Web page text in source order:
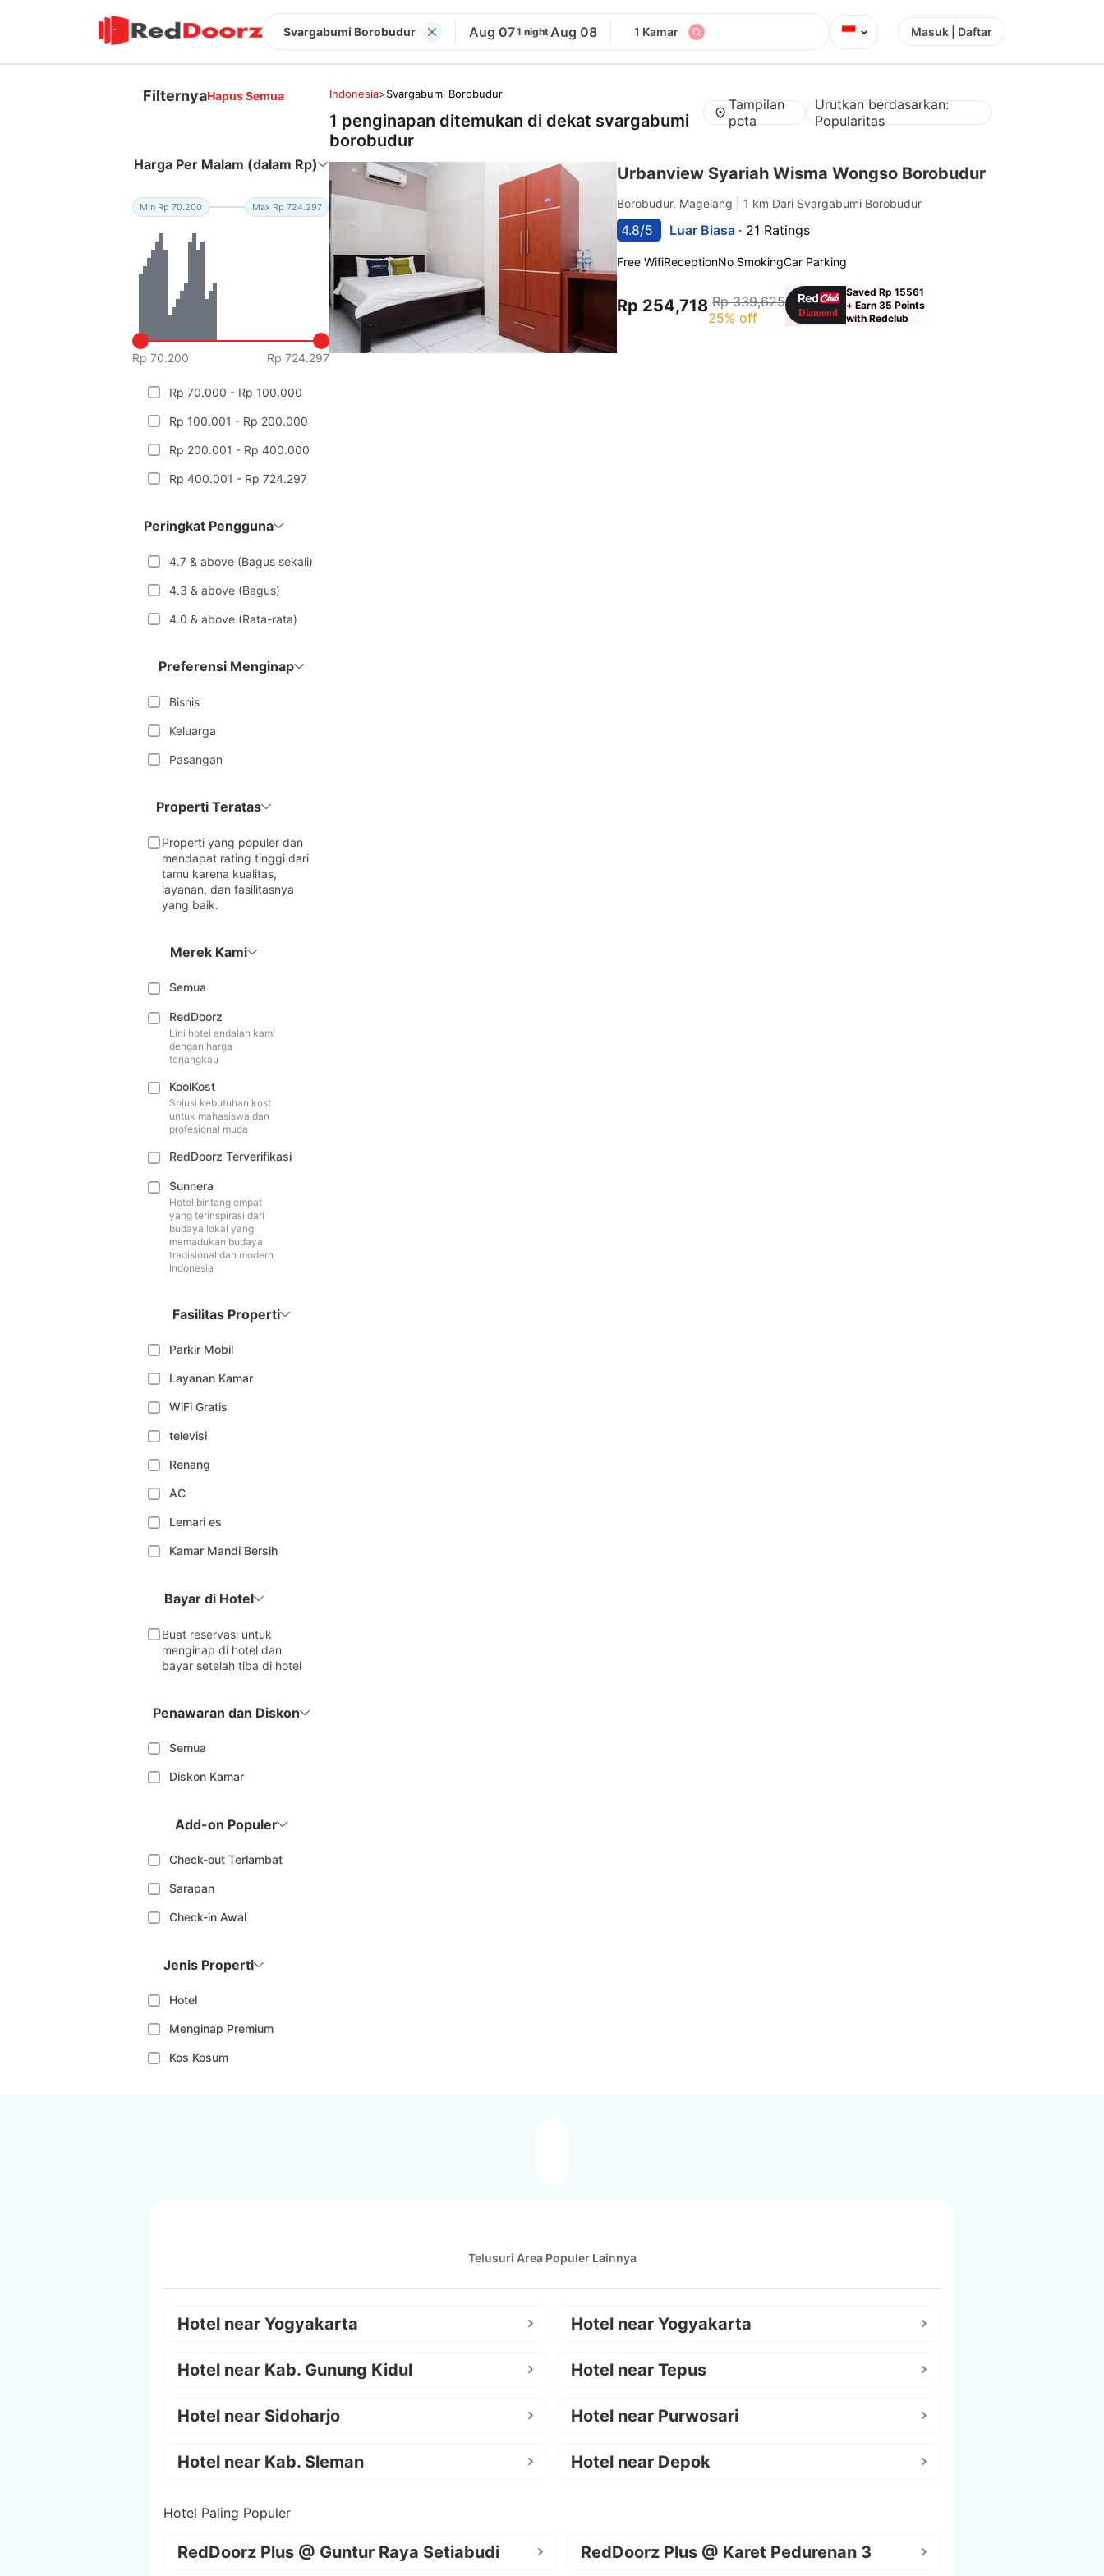
Svargabumi Borobudur Aug 071 night Aug 08 1 Kamar ⌄ Masuk | Daftar
FilternyaHapus Semua
Harga Per Malam (dalam Rp)
Min Rp 70.200 Max Rp 724.297
Rp 70.200 Rp 724.297
Rp 70.000 - Rp 100.000
Rp 100.001 - Rp 200.000
Rp 200.001 - Rp 400.000
Rp 400.001 - Rp 724.297
Peringkat Pengguna
4.7 & above (Bagus sekali)
4.3 & above (Bagus)
4.0 & above (Rata-rata)
Preferensi Menginap
Bisnis
Keluarga
Pasangan
Properti Teratas
Properti yang populer dan
mendapat rating tinggi dari
tamu karena kualitas,
layanan, dan fasilitasnya
yang baik.
Merek Kami
Semua
RedDoorz
Lini hotel andalan kami
dengan harga
terjangkau
KoolKost
Solusi kebutuhan kost
untuk mahasiswa dan
profesional muda
RedDoorz Terverifikasi
Sunnera
Hotel bintang empat
yang terinspirasi dari
budaya lokal yang
memadukan budaya
tradisional dan modern
Indonesia
Fasilitas Properti
Parkir Mobil
Layanan Kamar
WiFi Gratis
televisi
Renang
AC
Lemari es
Kamar Mandi Bersih
Bayar di Hotel
Buat reservasi untuk
menginap di hotel dan
bayar setelah tiba di hotel
Penawaran dan Diskon
Semua
Diskon Kamar
Add-on Populer
Check-out Terlambat
Sarapan
Check-in Awal
Jenis Properti
Hotel
Menginap Premium
Kos Kosum
Indonesia>Svargabumi Borobudur
1 penginapan ditemukan di dekat svargabumi
borobudur
Tampilan
peta
Urutkan berdasarkan:
Popularitas
Urbanview Syariah Wisma Wongso Borobudur
Borobudur, Magelang | 1 km Dari Svargabumi Borobudur
4.8/5 Luar Biasa · 21 Ratings
Free WifiReceptionNo SmokingCar Parking
Rp 254,718 Rp 339,625
25% off
Saved Rp 15561
+ Earn 35 Points
with Redclub
Telusuri Area Populer Lainnya
Hotel near Yogyakarta Hotel near Yogyakarta
Hotel near Kab. Gunung Kidul Hotel near Tepus
Hotel near Sidoharjo Hotel near Purwosari
Hotel near Kab. Sleman Hotel near Depok
Hotel Paling Populer
RedDoorz Plus @ Guntur Raya Setiabudi RedDoorz Plus @ Karet Pedurenan 3